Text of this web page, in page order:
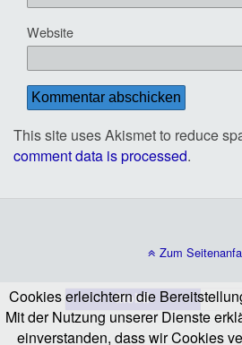
Website
This site uses Akismet to reduce
comment data is processed.
Zum
Mobil
Cookies erleichtern die
Mit der Nutzung unserer Dienste
einverstanden, dass wir Cookies